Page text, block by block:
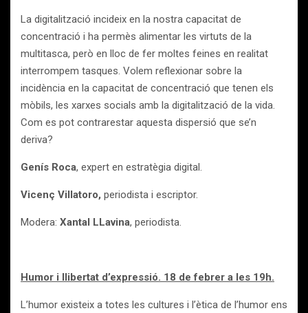
La digitalització incideix en la nostra capacitat de
concentració i ha permès alimentar les virtuts de la
multitasca, però en lloc de fer moltes feines en realitat
interrompem tasques. Volem reflexionar sobre la
incidència en la capacitat de concentració que tenen els
mòbils, les xarxes socials amb la digitalització de la vida.
Com es pot contrarestar aquesta dispersió que se’n
deriva?
Genís Roca, expert en estratègia digital.
Vicenç Villatoro, periodista i escriptor.
Modera: Xantal LLavina, periodista.
Humor i llibertat d’expressió. 18 de febrer a les 19h.
L’humor existeix a totes les cultures i l’ètica de l’humor ens